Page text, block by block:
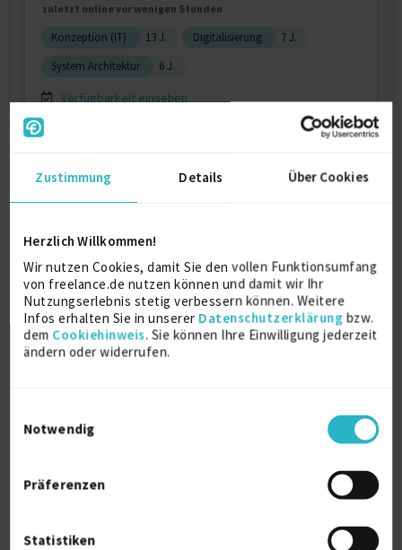
Zustimmung Details Über Cookies
Herzlich Willkommen!
Wir nutzen Cookies, damit Sie den vollen Funktionsumfang
von freelance.de nutzen können und damit wir Ihr
Nutzungserlebnis stetig verbessern können. Weitere
Infos erhalten Sie in unserer Datenschutzerklärung bzw.
dem Cookiehinweis. Sie können Ihre Einwilligung jederzeit
ändern oder widerrufen.
Notwendig
Präferenzen
Statistiken
zuletzt online vor wenigen Stunden
Konzeption (IT) 13 J. Digitalisierung
7 J.
System Architektur
6 J.
Verfügbarkeit einsehen
0
Selbstständiger Berater für
Digitalisierung & A...
Portfolio-Optimierung
Verfügbarkeit einsehen
€120/Stunde